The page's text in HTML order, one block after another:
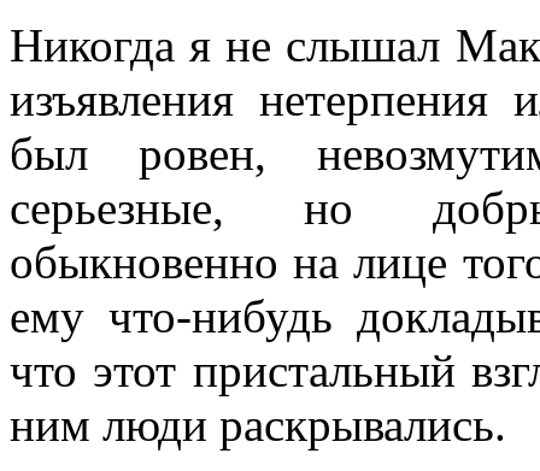
Никогда я не слышал
изъявления нетерпения
был ровен,
серьезные, но
обыкновенно на ли­це
ему что-нибудь
что этот пристальный
ним люди раскрывались.